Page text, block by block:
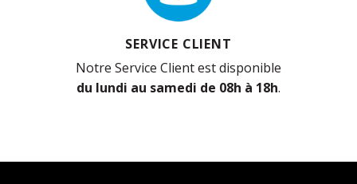
SERVICE CLIENT
Notre Service Client est disponible
du lundi au samedi de 08h à 18h.